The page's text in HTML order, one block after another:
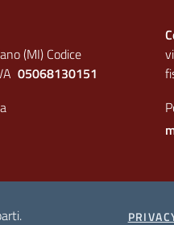
(MI) Codice
05068130151